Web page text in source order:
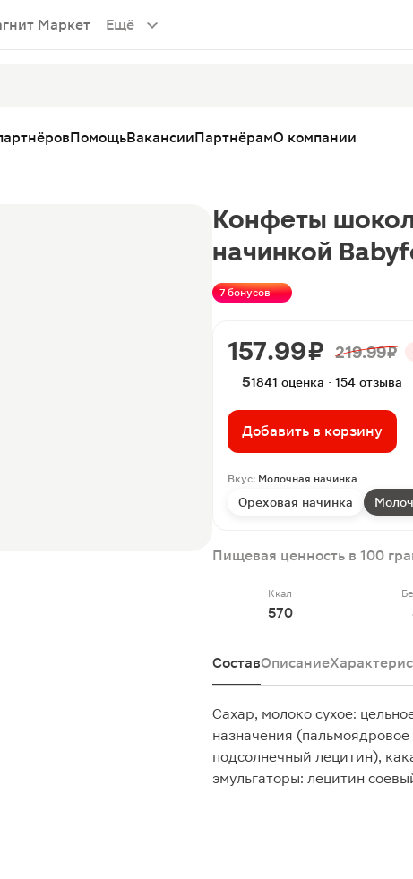
Маркет Ещё
ПомощьВакансииПартнёрамО компании
7 бонусов
Конфеты
начинкой
157.99 ₽ 219.99 ₽
51841 оценка · 154 отзыва
Добавить в корзину
Вкус: Молочная начинка
Ореховая начинка
Пищевая ценность в 100
Ккал
570
СоставОписание
Сахар, молоко сухое:
назначения
подсолнечный лецитин),
эмульгаторы: лецитин